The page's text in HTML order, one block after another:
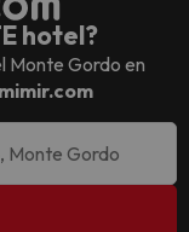
hotel?
Monte Gordo en